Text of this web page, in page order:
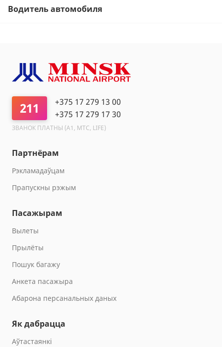
Водитель автомобиля
211
+375 17 279 13 00
+375 17 279 17 30
ЗВАНОК ПЛАТНЫ (A1, МТС, LIFE)
Партнёрам
Рэкламадаўцам
Прапускны рэжым
Пасажырам
Вылеты
Прылёты
Пошук багажу
Анкета пасажыра
Абарона персанальных даных
Як дабрацца
Aўтастаянкi